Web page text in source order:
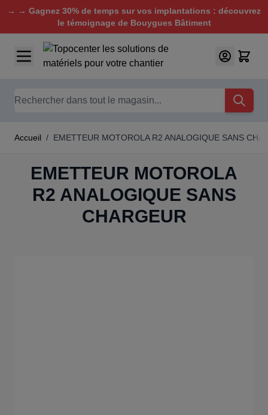
→ → Gagnez 30% de temps sur vos implantations : découvrez
le témoignage de Bouygues Bâtiment
Aller au contenu
Chercher
Accueil / EMETTEUR MOTOROLA R2 ANALOGIQUE SANS
EMETTEUR MOTOROLA
R2 ANALOGIQUE SANS
CHARGEUR